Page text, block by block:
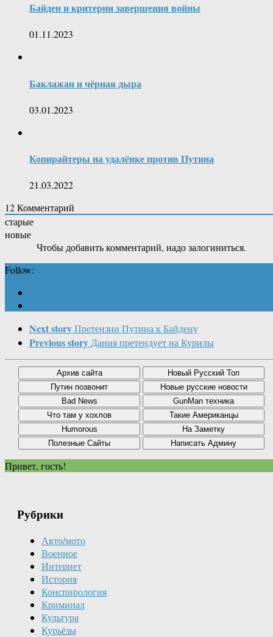
Байден и критерии завершения войны
01.11.2023
Баклажан и чёрная дыра
03.01.2023
Копирайтеры на удалëнке против Путина
21.03.2022
12Комментарий
старые
новые
Чтобы добавить комментарий, надо залогиниться.
Follow:
Next storyПретензии Путина к Байдену
Previous storyДания претендует на Курилы
Привет, гость!
Рубрики
Авто/мото
Военное
Интернет
История
Конспирология
Криминал
Культура
Курьёзы